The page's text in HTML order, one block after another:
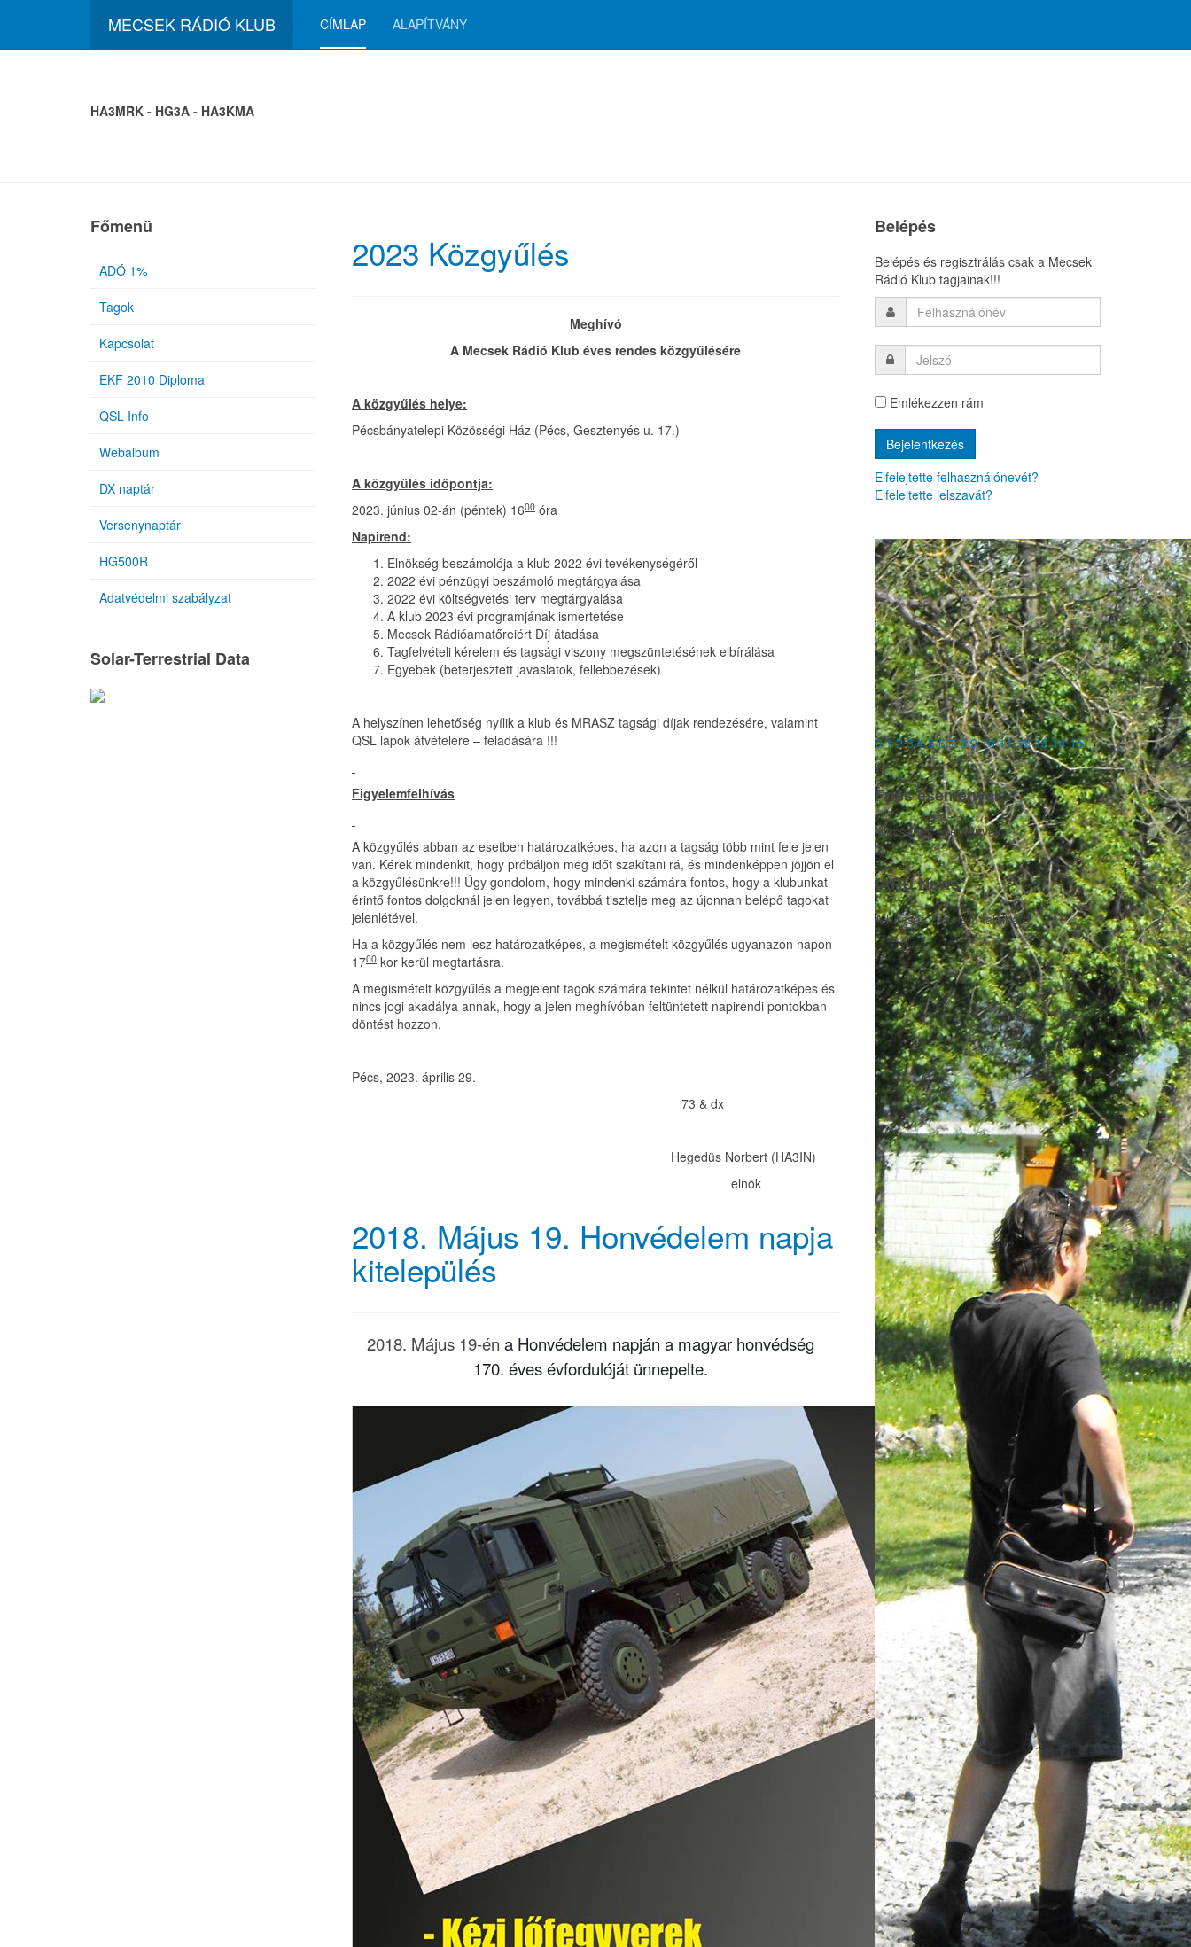
MECSEK RÁDIÓ KLUB CÍMLAP ALAPÍTVÁNY
HA3MRK - HG3A - HA3KMA
2023 Közgyűlés
Meghívó
A Mecsek Rádió Klub éves rendes közgyűlésére
A közgyűlés helye:
Pécsbányatelepi Közösségi Ház (Pécs, Gesztenyés u. 17.)
A közgyűlés időpontja:
2023. június 02-án (péntek) 1600 óra
Napirend:
Elnökség beszámolója a klub 2022 évi tevékenységéről
2022 évi pénzügyi beszámoló megtárgyalása
2022 évi költségvetési terv megtárgyalása
A klub 2023 évi programjának ismertetése
Mecsek Rádióamatőreiért Díj átadása
Tagfelvételi kérelem és tagsági viszony megszüntetésének elbírálása
Egyebek (beterjesztett javaslatok, fellebbezések)
A helyszínen lehetőség nyílik a klub és MRASZ tagsági díjak rendezésére, valamint
QSL lapok átvételére – feladására !!!
Figyelemfelhívás
A közgyűlés abban az esetben határozatképes, ha azon a tagság több mint fele jelen
van. Kérek mindenkit, hogy próbáljon meg időt szakítani rá, és mindenképpen jöjjön el
a közgyűlésünkre!!! Úgy gondolom, hogy mindenki számára fontos, hogy a klubunkat
érintő fontos dolgoknál jelen legyen, továbbá tisztelje meg az újonnan belépő tagokat
jelenlétével.
Ha a közgyűlés nem lesz határozatképes, a megismételt közgyűlés ugyanazon napon
1700 kor kerül megtartásra.
A megismételt közgyűlés a megjelent tagok számára tekintet nélkül határozatképes és
nincs jogi akadálya annak, hogy a jelen meghívóban feltüntetett napirendi pontokban
döntést hozzon.
Pécs, 2023. április 29.
73 & dx
Hegedüs Norbert (HA3IN)
elnök
2018. Május 19. Honvédelem napja
kitelepülés
2018. Május 19-én a Honvédelem napján a magyar honvédség
170. éves évfordulóját ünnepelte.
Főmenü
ADÓ 1%
Tagok
Kapcsolat
EKF 2010 Diploma
QSL Info
Webalbum
DX naptár
Versenynaptár
HG500R
Adatvédelmi szabályzat
Solar-Terrestrial Data
Belépés
Belépés és regisztrálás csak a Mecsek
Rádió Klub tagjainak!!!
Emlékezzen rám
Elfelejtette felhasználónevét?
Elfelejtette jelszavát?
0123456789101112131415
Friss események
Nincsenek események
IARU News
A hírcsatorna nem található.